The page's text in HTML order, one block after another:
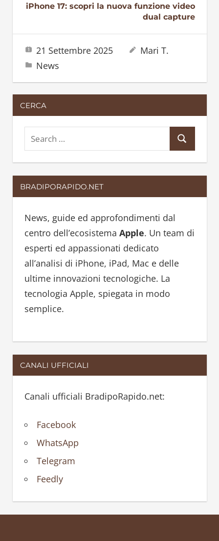
iPhone 17: scopri la nuova funzione video
dual capture
21 Settembre 2025
Mari T.
News
CERCA
e
a
r
c
f
o
r
:
e
a
BRADIPORAPIDO.NET
News, guide ed approfondimenti dal
centro dell’ecosistema Apple. Un team di
esperti ed appassionati dedicato
all’analisi di iPhone, iPad, Mac e delle
ultime innovazioni tecnologiche. La
tecnologia Apple, spiegata in modo
semplice.
CANALI UFFICIALI
Canali ufficiali BradipoRapido.net:
Facebook
WhatsApp
Telegram
Feedly